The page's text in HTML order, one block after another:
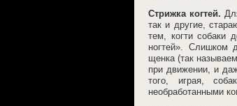
Стрижка когтей.
так и другие,
тем, когти собаки
ногтей». Слишком
щенка (так
при движении, и
того, играя,
необработанными